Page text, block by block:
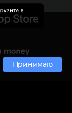
Принимаю